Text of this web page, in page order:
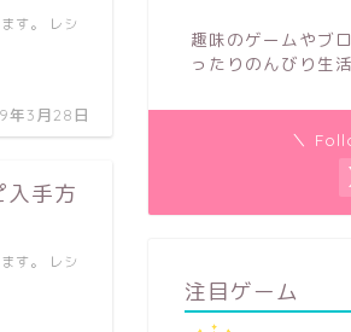
年3月28日
す。 レシ
入手方
す。 レシ
趣味のゲームやブ
ったりのんびり生活
＼
注目ゲーム